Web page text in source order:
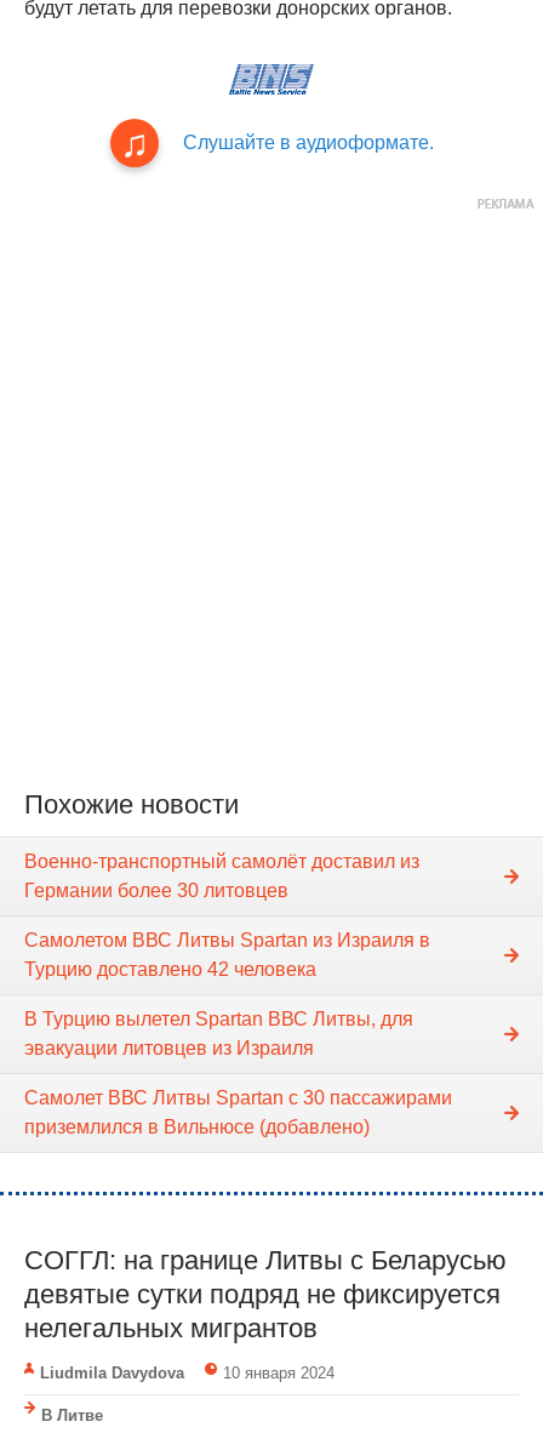
будут летать для перевозки донорских органов.
Слушайте в аудиоформате.
Похожие новости
Военно-транспортный самолёт доставил из
Германии более 30 литовцев
Самолетом ВВС Литвы Spartan из Израиля в
Турцию доставлено 42 человека
В Турцию вылетел Spartan ВВС Литвы, для
эвакуации литовцев из Израиля
Самолет ВВС Литвы Spartan с 30 пассажирами
приземлился в Вильнюсе (добавлено)
СОГГЛ: на границе Литвы с Беларусью
девятые сутки подряд не фиксируется
нелегальных мигрантов
Liudmila Davydova 10 января 2024
В Литве